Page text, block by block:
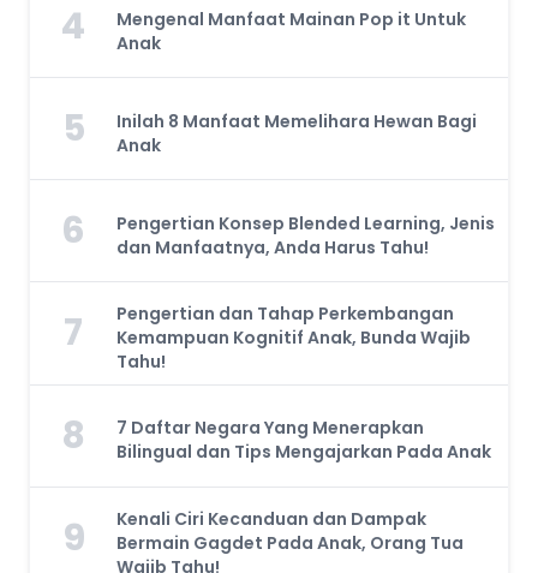
4
Mengenal Manfaat Mainan Pop it Untuk
Anak
5
Inilah 8 Manfaat Memelihara Hewan Bagi
Anak
6
Pengertian Konsep Blended Learning, Jenis
dan Manfaatnya, Anda Harus Tahu!
7
Pengertian dan Tahap Perkembangan
Kemampuan Kognitif Anak, Bunda Wajib
Tahu!
8
7 Daftar Negara Yang Menerapkan
Bilingual dan Tips Mengajarkan Pada Anak
9
Kenali Ciri Kecanduan dan Dampak
Bermain Gagdet Pada Anak, Orang Tua
Wajib Tahu!